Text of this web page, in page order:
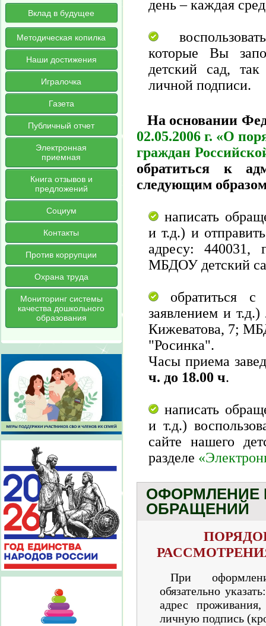
Вклад в будущее
Методическая копилка
Наши достижения
Игралочка
Газета
Публичный отчет
Электронная
приемная
Книга отзывов и
предложений
Социум
Контакты
Против коррупции
Охрана труда
Мониторинг системы
качества дошкольного
образования
день – каждая
которые Вы
детский сад,
личной подписи.
На основании
02.05.2006 г. «О
граждан
обратиться к
следующим
написать
и т.д.) и
адресу: 440031,
МБДОУ детский
обратиться с
заявлением и
Кижеватова, 7;
"Росинка".
Часы приема
ч. до 18.00 ч.
написать
и т.д.)
сайте нашего
разделе
ОФОРМЛЕНИЕ
ОБРАЩЕНИЙ
При
обязательно
адрес
личную подпись